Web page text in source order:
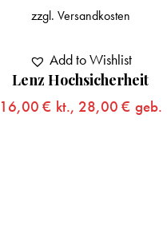
Lenz Hochsicherheit
16,00 € kt., 28,00 € geb.
zzgl. Versandkosten
Add to Wishlist